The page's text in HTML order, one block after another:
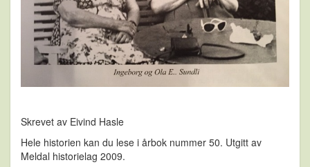
Skrevet av Eivind Hasle
Hele historien kan du lese i årbok nummer 50. Utgitt av
Meldal historielag 2009.